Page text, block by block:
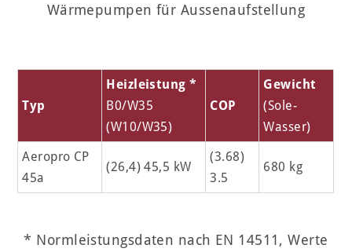
Wärmepumpen für Aussenaufstellung
Typ
Heizleistung *
B0/W35
(W10/W35)
COP
Gewicht
(Sole-
Wasser)
Aeropro CP
45a
(26,4) 45,5 kW
(3.68)
3.5
680 kg
* Normleistungsdaten nach EN 14511,Werte